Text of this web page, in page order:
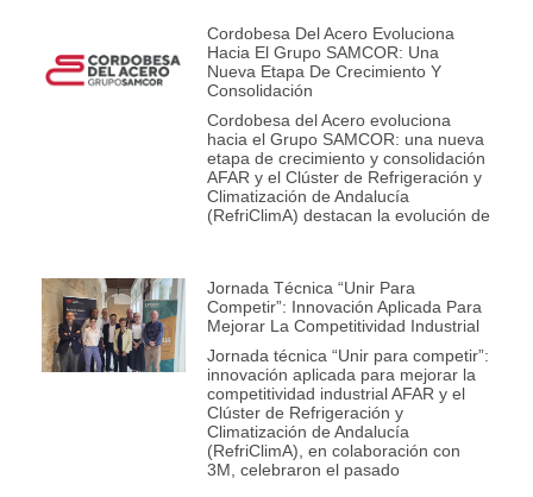
Cordobesa Del Acero Evoluciona
Hacia El Grupo SAMCOR: Una
Nueva Etapa De Crecimiento Y
Consolidación
Cordobesa del Acero evoluciona
hacia el Grupo SAMCOR: una nueva
etapa de crecimiento y consolidación
AFAR y el Clúster de Refrigeración y
Climatización de Andalucía
(RefriClimA) destacan la evolución de
Jornada Técnica “Unir Para
Competir”: Innovación Aplicada Para
Mejorar La Competitividad Industrial
Jornada técnica “Unir para competir”:
innovación aplicada para mejorar la
competitividad industrial AFAR y el
Clúster de Refrigeración y
Climatización de Andalucía
(RefriClimA), en colaboración con
3M, celebraron el pasado